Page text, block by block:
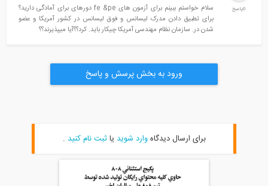
سلام خواستم ببینم برای آزمون های fe &pe دورهای برای آمادگی دارید؟
برای تطبیق دادن مدرک لیسانس و فوق لیسانس در کشور آمریکا و عضو
شدن در. سازمان نظام مهندسی آمریکا چیکار باید. کرد؟؟آیا میپذیرند؟؟
ورود به بخش پرسش و پاسخ
برای ارسال دیدگاهوارد شویدیاثبت نام کنید.